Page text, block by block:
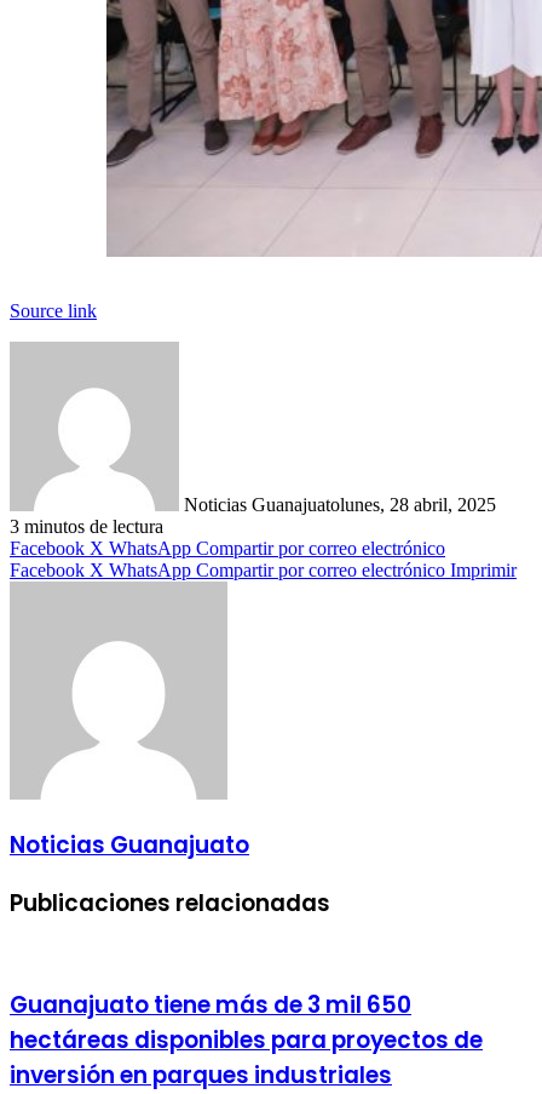
Source link
Noticias Guanajuatolunes, 28 abril, 2025
3 minutos de lectura
Facebook X WhatsApp Compartir por correo electrónico
Facebook X WhatsApp Compartir por correo electrónico Imprimir
Noticias Guanajuato
Publicaciones relacionadas
Guanajuato tiene más de 3 mil 650
hectáreas disponibles para proyectos de
inversión en parques industriales